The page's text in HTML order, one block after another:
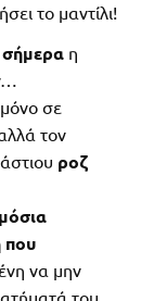
το μαντίλι!
η
σε
τον
ροζ
που
να μην